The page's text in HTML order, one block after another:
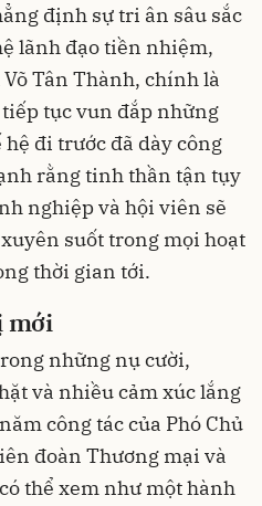
định sự tri ân sâu sắc
lãnh đạo tiền nhiệm,
Tân Thành, chính là
tục vun đắp những
đi trước đã dày công
rằng tinh thần tận tụy
nghiệp và hội viên sẽ
suốt trong mọi hoạt
thời gian tới.
mới
những nụ cười,
và nhiều cảm xúc lắng
công tác của Phó Chủ
đoàn Thương mại và
thể xem như một hành